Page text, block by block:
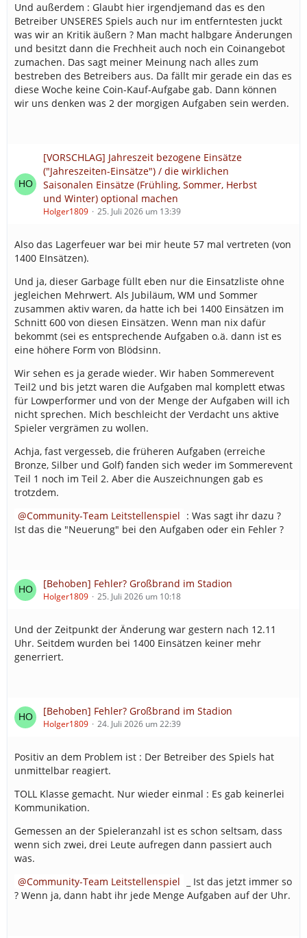
Und außerdem : Glaubt hier irgendjemand das es den
Betreiber UNSERES Spiels auch nur im entferntesten juckt
was wir an Kritik äußern ? Man macht halbgare Änderungen
und besitzt dann die Frechheit auch noch ein Coinangebot
zumachen. Das sagt meiner Meinung nach alles zum
bestreben des Betreibers aus. Da fällt mir gerade ein das es
diese Woche keine Coin-Kauf-Aufgabe gab. Dann können
wir uns denken was 2 der morgigen Aufgaben sein werden.
[VORSCHLAG] Jahreszeit bezogene Einsätze
("Jahreszeiten-Einsätze") / die wirklichen
Saisonalen Einsätze (Frühling, Sommer, Herbst
und Winter) optional machen
Holger1809 25. Juli 2026 um 13:39
Also das Lagerfeuer war bei mir heute 57 mal vertreten (von
1400 EInsätzen).
Und ja, dieser Garbage füllt eben nur die Einsatzliste ohne
jegleichen Mehrwert. Als Jubiläum, WM und Sommer
zusammen aktiv waren, da hatte ich bei 1400 Einsätzen im
Schnitt 600 von diesen Einsätzen. Wenn man nix dafür
bekommt (sei es entsprechende Aufgaben o.ä. dann ist es
eine höhere Form von Blödsinn.
Wir sehen es ja gerade wieder. Wir haben Sommerevent
Teil2 und bis jetzt waren die Aufgaben mal komplett etwas
für Lowperformer und von der Menge der Aufgaben will ich
nicht sprechen. Mich beschleicht der Verdacht uns aktive
Spieler vergrämen zu wollen.
Achja, fast vergesseb, die früheren Aufgaben (erreiche
Bronze, Silber und Golf) fanden sich weder im Sommerevent
Teil 1 noch im Teil 2. Aber die Auszeichnungen gab es
trotzdem.
Community-Team Leitstellenspiel : Was sagt ihr dazu ?
Ist das die "Neuerung" bei den Aufgaben oder ein Fehler ?
[Behoben] Fehler? Großbrand im Stadion
Holger1809 25. Juli 2026 um 10:18
Und der Zeitpunkt der Änderung war gestern nach 12.11
Uhr. Seitdem wurden bei 1400 Einsätzen keiner mehr
generriert.
[Behoben] Fehler? Großbrand im Stadion
Holger1809 24. Juli 2026 um 22:39
Positiv an dem Problem ist : Der Betreiber des Spiels hat
unmittelbar reagiert.
TOLL Klasse gemacht. Nur wieder einmal : Es gab keinerlei
Kommunikation.
Gemessen an der Spieleranzahl ist es schon seltsam, dass
wenn sich zwei, drei Leute aufregen dann passiert auch
was.
Community-Team Leitstellenspiel
_ Ist das jetzt immer so
? Wenn ja, dann habt ihr jede Menge Aufgaben auf der Uhr.